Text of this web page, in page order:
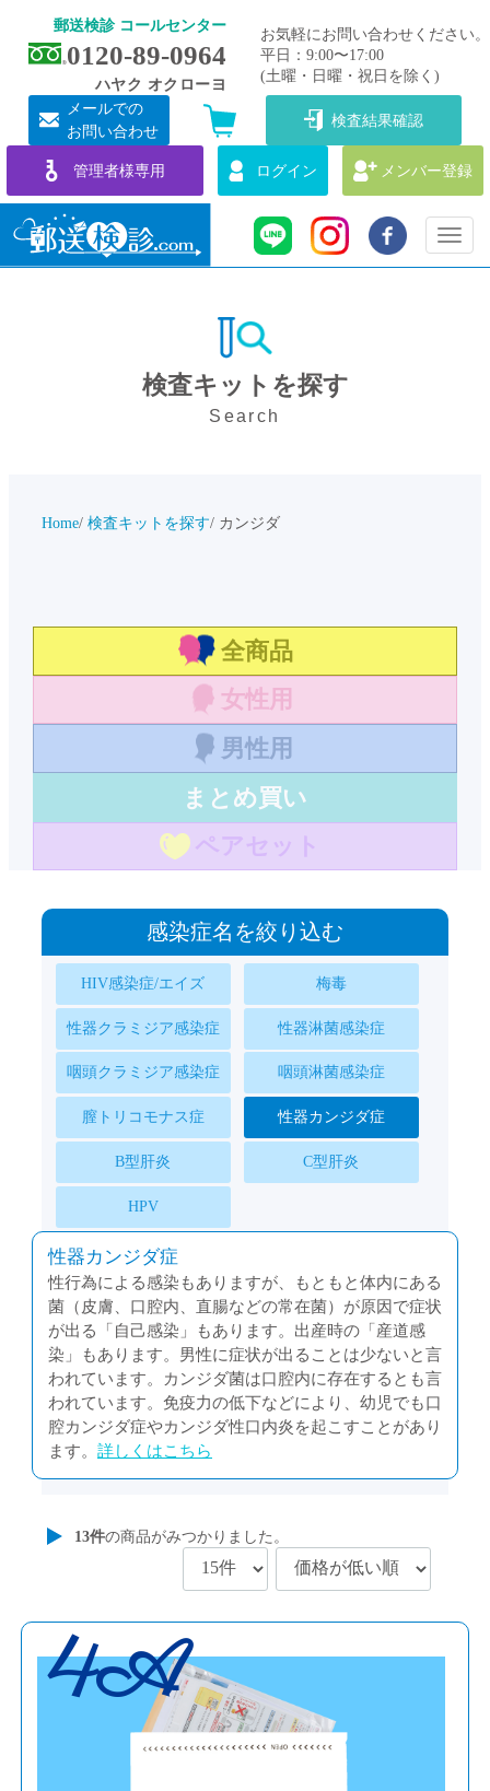
郵送検診 コールセンター
0120-89-0964
ハヤク オクローヨ
お気軽にお問い合わせください。
平日：9:00〜17:00
(土曜・日曜・祝日を除く)
メールでの
お問い合わせ
検査結果確認
管理者様専用 ログイン メンバー登録
Toggle
検査キットを探す
Search
Home 検査キットを探す カンジダ
全商品
女性用
男性用
まとめ買い
ペアセット
感染症名を絞り込む
HIV感染症/エイズ 梅毒
性器クラミジア感染症 性器淋菌感染症
咽頭クラミジア感染症 咽頭淋菌感染症
膣トリコモナス症 性器カンジダ症
B型肝炎 C型肝炎
HPV
性器カンジダ症
性行為による感染もありますが、もともと体内にある
菌（皮膚、口腔内、直腸などの常在菌）が原因で症状
が出る「自己感染」もあります。出産時の「産道感
染」もあります。男性に症状が出ることは少ないと言
われています。カンジダ菌は口腔内に存在するとも言
われています。免疫力の低下などにより、幼児でも口
腔カンジダ症やカンジダ性口内炎を起こすことがあり
ます。 詳しくはこちら
13件の商品がみつかりました。
4A